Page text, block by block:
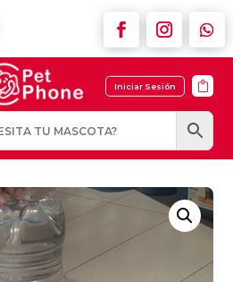
Iniciar Sesión 